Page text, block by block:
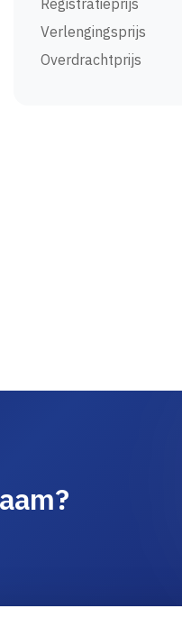
Registratieprijs
Verlengingsprijs
Overdrachtprijs